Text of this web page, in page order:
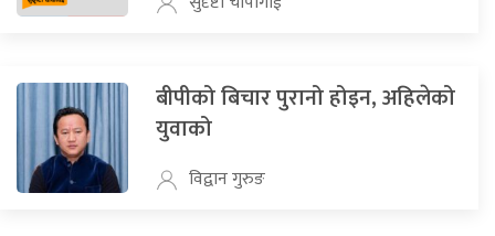
बीपीको बिचार पुरानो होइन, अहिलेको
युवाको
विद्वान गुरुङ